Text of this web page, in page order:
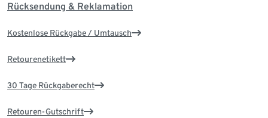
Rücksendung & Reklamation
Kostenlose Rückgabe / Umtausch
Retourenetikett
30 Tage Rückgaberecht
Retouren-Gutschrift